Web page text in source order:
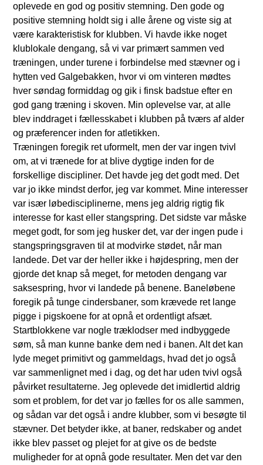
oplevede en god og positiv stemning. Den gode og
positive stemning holdt sig i alle årene og viste sig at
være karakteristisk for klubben. Vi havde ikke noget
klublokale dengang, så vi var primært sammen ved
træningen, under turene i forbindelse med stævner og i
hytten ved Galgebakken, hvor vi om vinteren mødtes
hver søndag formiddag og gik i finsk badstue efter en
god gang træning i skoven. Min oplevelse var, at alle
blev inddraget i fællesskabet i klubben på tværs af alder
og præferencer inden for atletikken.
Træningen foregik ret uformelt, men der var ingen tvivl
om, at vi trænede for at blive dygtige inden for de
forskellige discipliner. Det havde jeg det godt med. Det
var jo ikke mindst derfor, jeg var kommet. Mine interesser
var især løbedisciplinerne, mens jeg aldrig rigtig fik
interesse for kast eller stangspring. Det sidste var måske
meget godt, for som jeg husker det, var der ingen pude i
stangspringsgraven til at modvirke stødet, når man
landede. Det var der heller ikke i højdespring, men der
gjorde det knap så meget, for metoden dengang var
saksespring, hvor vi landede på benene. Baneløbene
foregik på tunge cindersbaner, som krævede ret lange
pigge i pigskoene for at opnå et ordentligt afsæt.
Startblokkene var nogle træklodser med indbyggede
søm, så man kunne banke dem ned i banen. Alt det kan
lyde meget primitivt og gammeldags, hvad det jo også
var sammenlignet med i dag, og det har uden tvivl også
påvirket resultaterne. Jeg oplevede det imidlertid aldrig
som et problem, for det var jo fælles for os alle sammen,
og sådan var det også i andre klubber, som vi besøgte til
stævner. Det betyder ikke, at baner, redskaber og andet
ikke blev passet og plejet for at give os de bedste
muligheder for at opnå gode resultater. Men det var den